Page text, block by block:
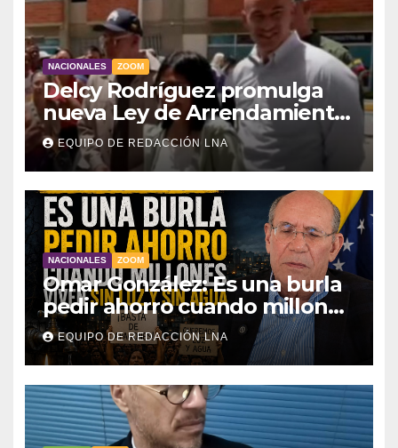
NACIONALES ZOOM
Delcy Rodríguez promulga
nueva Ley de Arrendamiento
para atender a familias
damnificadas
EQUIPO DE REDACCIÓN LNA
NACIONALES ZOOM
Omar González: Es una burla
pedir ahorro cuando millones
viven sin luz y sin agua
EQUIPO DE REDACCIÓN LNA